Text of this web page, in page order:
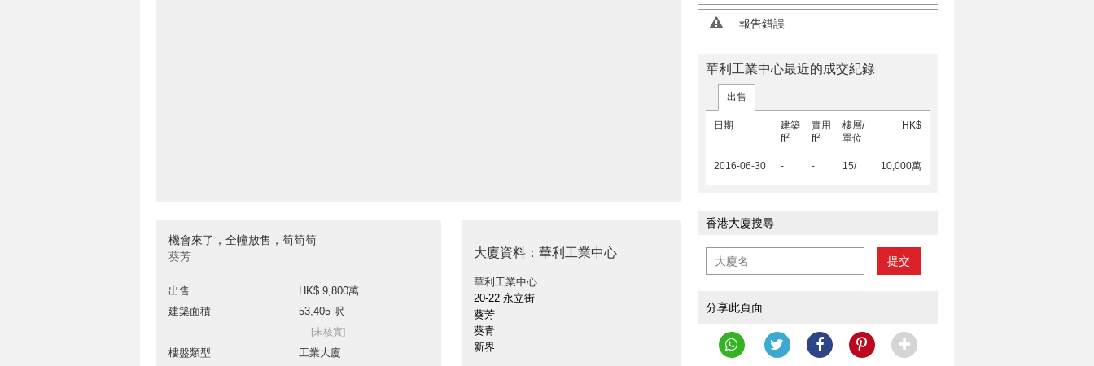
機會來了，全幢放售，筍筍筍
葵芳
出售
HK$ 9,800萬
建築面積
53,405 呎
[未核實]
樓盤類型
工業大廈
大廈資料：華利工業中心
華利工業中心
20-22 永立街
葵芳
葵青
新界
報告錯誤
華利工業中心最近的成交紀錄
出售
日期
建築
ft2
實用
ft2
樓層/
單位
HK$
2016-06-30 - - 15/ 10,000萬
香港大廈搜尋
提交
分享此頁面